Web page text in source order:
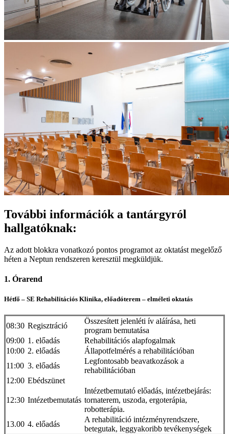
További információk a tantárgyról
hallgatóknak:
Az adott blokkra vonatkozó pontos programot az oktatást megelőző
héten a Neptun rendszeren keresztül megküldjük.
1. Órarend
Hétfő – SE Rehabilitációs Klinika, előadóterem – elméleti oktatás
08:30 Regisztráció
Összesített jelenléti ív aláírása, heti
program bemutatása
09:00 1. előadás
Rehabilitációs alapfogalmak
10:00 2. előadás
Állapotfelmérés a rehabilitációban
11:00 3. előadás
Legfontosabb beavatkozások a
rehabilitációban
12:00 Ebédszünet
12:30 Intézetbemutatás
Intézetbemutató előadás, intézetbejárás:
tornaterem, uszoda, ergoterápia,
robotterápia.
13.00 4. előadás
A rehabilitáció intézményrendszere,
betegutak, leggyakoribb tevékenységek